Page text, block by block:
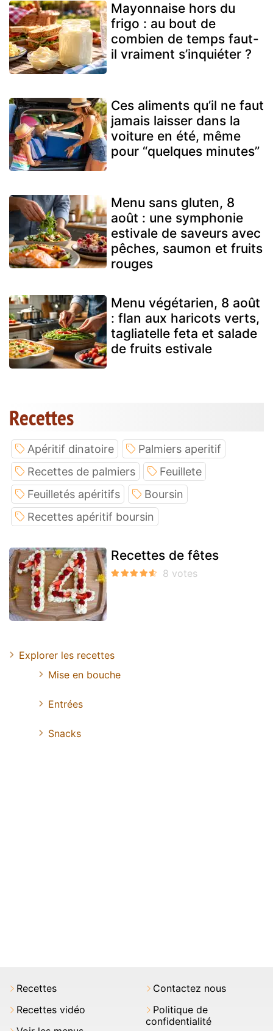
Mayonnaise hors du
frigo : au bout de
combien de temps faut-
il vraiment s’inquiéter ?
Ces aliments qu’il ne faut
jamais laisser dans la
voiture en été, même
pour “quelques minutes”
Menu sans gluten, 8
août : une symphonie
estivale de saveurs avec
pêches, saumon et fruits
rouges
Menu végétarien, 8 août
: flan aux haricots verts,
tagliatelle feta et salade
de fruits estivale
Recettes
Apéritif dinatoire
Palmiers aperitif
Recettes de palmiers
Feuillete
Feuilletés apéritifs
Boursin
Recettes apéritif boursin
Recettes de fêtes
Explorer les recettes
Mise en bouche
Entrées
Snacks
Recettes
Recettes vidéo
Contactez nous
Politique de
confidentialité